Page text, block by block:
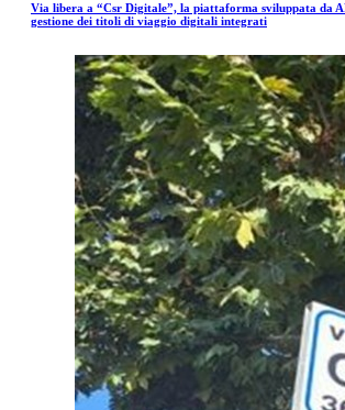
Via libera a “Csr Digitale”, la piattaforma sviluppata da
gestione dei titoli di viaggio digitali integrati